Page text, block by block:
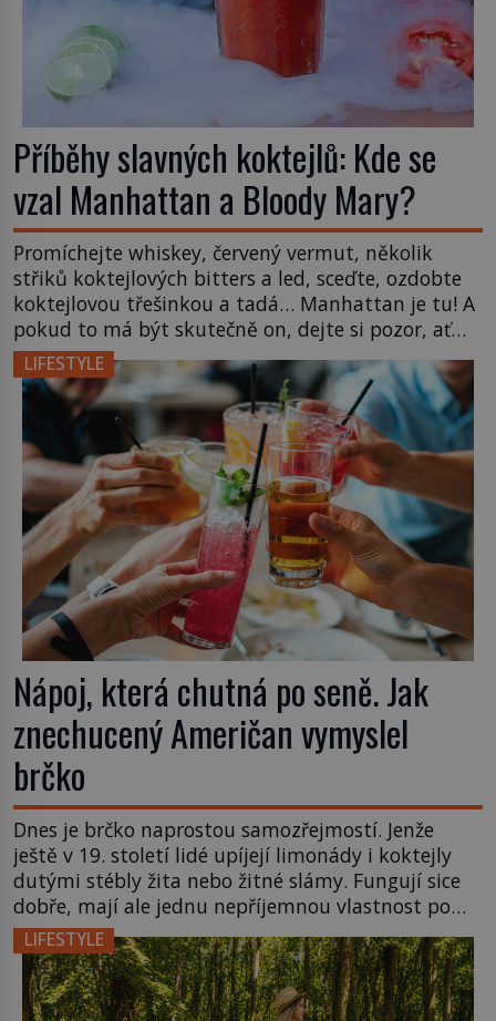
Příběhy slavných koktejlů: Kde se
vzal Manhattan a Bloody Mary?
Promíchejte whiskey, červený vermut, několik
střiků koktejlových bitters a led, sceďte, ozdobte
koktejlovou třešinkou a tadá… Manhattan je tu! A
pokud to má být skutečně on, dejte si pozor, ať
místo klasické americké rye whiskey či klidně
bourbonu nepoužijete skotskou whisku. Co se
stane? Inu, koktejl bude stále skvělý, ale už to
nebude Manhattan ale […]
LIFESTYLE
Nápoj, která chutná po seně. Jak
znechucený Američan vymyslel
brčko
Dnes je brčko naprostou samozřejmostí. Jenže
ještě v 19. století lidé upíjejí limonády i koktejly
dutými stébly žita nebo žitné slámy. Fungují sice
dobře, mají ale jednu nepříjemnou vlastnost po
chvíli se rozmáčejí a nápoji dodávají travnatou
příchuť. Právě tahle drobná nepříjemnost přivede
amerického výrobce cigaretových náustků k
nápadu, který změní způsob pití po celém […]
LIFESTYLE